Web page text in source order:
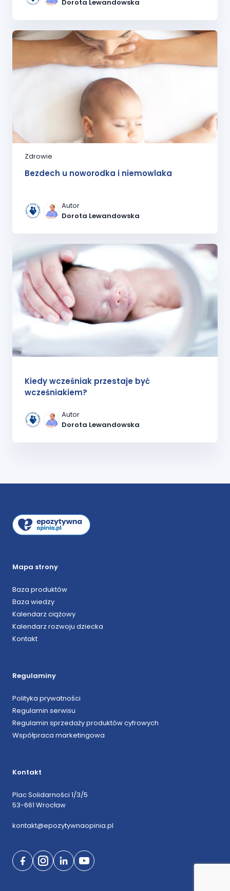
Dorota Lewandowska
Zdrowie
Bezdech u noworodka i niemowlaka
Autor
Dorota Lewandowska
Kiedy wcześniak przestaje być
wcześniakiem?
Autor
Dorota Lewandowska
Mapa strony
Baza produktów
Baza wiedzy
Kalendarz ciążowy
Kalendarz rozwoju dziecka
Kontakt
Regulaminy
Polityka prywatności
Regulamin serwisu
Regulamin sprzedaży produktów cyfrowych
Współpraca marketingowa
Kontakt
Plac Solidarności 1/3/5
53-661 Wrocław
kontakt@epozytywnaopinia.pl